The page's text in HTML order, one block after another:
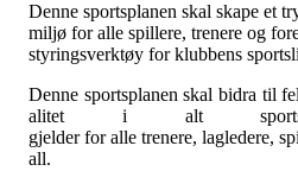
Denne sportsplanen skal skape et
miljø for alle spillere, trenere og
styringsverktøy for klubbens
Denne sportsplanen skal bidra til
alitet i alt
gjelder for alle trenere, lagledere,
all.